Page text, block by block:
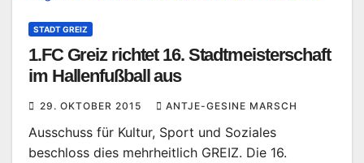
STADT GREIZ
1.FC Greiz richtet 16. Stadtmeisterschaft
im Hallenfußball aus
29. OKTOBER 2015 ANTJE-GESINE MARSCH
Ausschuss für Kultur, Sport und Soziales
beschloss dies mehrheitlich GREIZ. Die 16.